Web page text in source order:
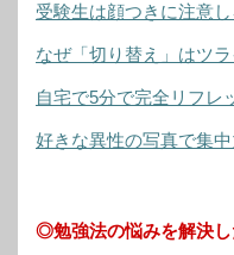
受験生は顔つきに注意し
なぜ「切り替え」はツラ
自宅で5分で完全リフレ
好きな異性の写真で集
◎勉強法の悩みを解決